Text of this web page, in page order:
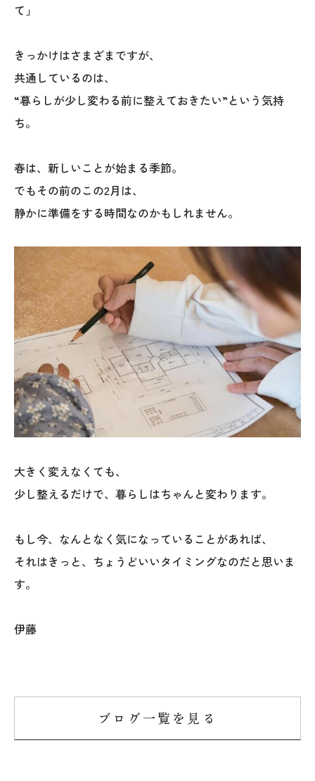
〒941-0062 新潟県糸魚川市中央2-4-2
0120-470-456 (フリーダイヤル)
〒942-0072 新潟県上越市栄町2-11-40 1F
025-530-6711 (上越店)
0120-696-711 (フリーダイヤル)
て」
きっかけはさまざまですが、
共通しているのは、
“暮らしが少し変わる前に整えておきたい”という気持
ち。
春は、新しいことが始まる季節。
でもその前のこの2月は、
静かに準備をする時間なのかもしれません。
大きく変えなくても、
少し整えるだけで、暮らしはちゃんと変わります。
もし今、なんとなく気になっていることがあれば、
それはきっと、ちょうどいいタイミングなのだと思いま
す。
伊藤
ブログ一覧を見る